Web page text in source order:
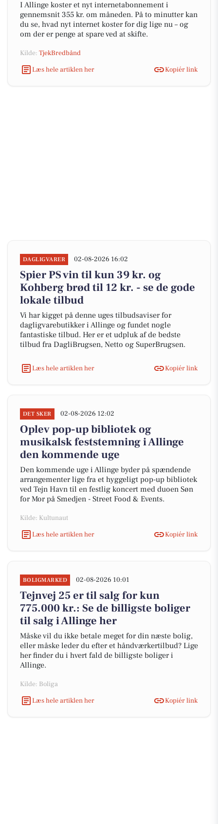
I Allinge koster et nyt internetabonnement i
gennemsnit 355 kr. om måneden. På to minutter kan
du se, hvad nyt internet koster for dig lige nu – og
om der er penge at spare ved at skifte.
Kilde: TjekBredbånd
Læs hele artiklen her
Kopiér link
DAGLIGVARER 02-08-2026 16:02
Spier PS vin til kun 39 kr. og
Kohberg brød til 12 kr. - se de gode
lokale tilbud
Vi har kigget på denne uges tilbudsaviser for
dagligvarebutikker i Allinge og fundet nogle
fantastiske tilbud. Her er et udpluk af de bedste
tilbud fra DagliBrugsen, Netto og SuperBrugsen.
Læs hele artiklen her Kopiér link
DET SKER 02-08-2026 12:02
Oplev pop-up bibliotek og
musikalsk feststemning i Allinge
den kommende uge
Den kommende uge i Allinge byder på spændende
arrangementer lige fra et hyggeligt pop-up bibliotek
ved Tejn Havn til en festlig koncert med duoen Søn
for Mor på Smedjen - Street Food & Events.
Kilde: Kultunaut
Læs hele artiklen her
Kopiér link
BOLIGMARKED 02-08-2026 10:01
Tejnvej 25 er til salg for kun
775.000 kr.: Se de billigste boliger
til salg i Allinge her
Måske vil du ikke betale meget for din næste bolig,
eller måske leder du efter et håndværkertilbud? Lige
her finder du i hvert fald de billigste boliger i
Allinge.
Kilde: Boliga
Læs hele artiklen her
Kopiér link